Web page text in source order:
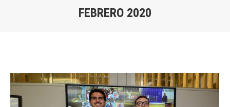
FEBRERO 2020